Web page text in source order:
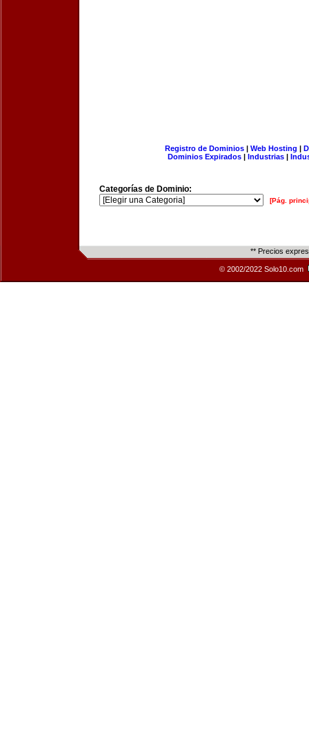
Registro de Dominios| Web Hosting |
Dominios Expirados | Industrias |
Categorías de Dominio:
[Pág.
** Precios
© 2002/2022 Solo10.com